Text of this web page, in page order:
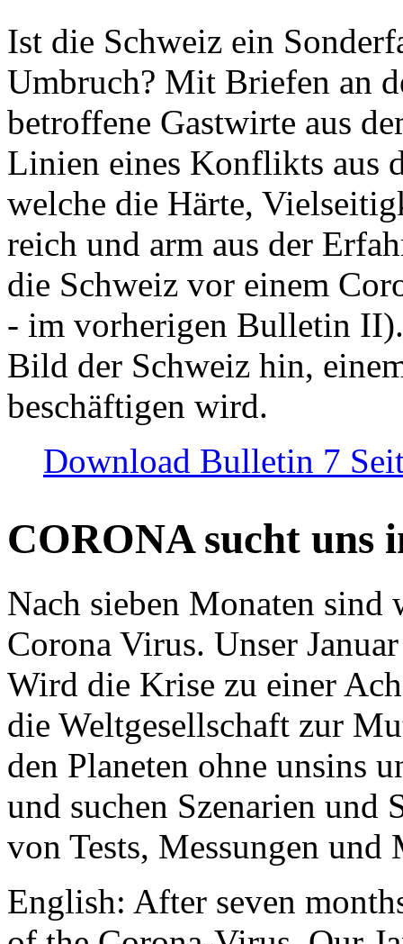
Ist die Schweiz ein
Umbruch? Mit Briefen an
betroffene Gastwirte aus
Linien eines Konflikts aus
welche die Härte,
reich und arm aus der
die Schweiz vor einem
- im vorherigen Bulletin
Bild der Schweiz hin,
beschäftigen wird.
Download Bulletin 7
CORONA sucht uns
Nach sieben Monaten
Corona Virus. Unser
Wird die Krise zu einer
die Weltgesellschaft zur
den Planeten ohne unsins
und suchen Szenarien und
von Tests, Messungen und
English: After seven